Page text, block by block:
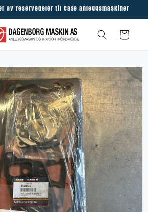
av reservedeler til Case anleggsmaskiner
Cart